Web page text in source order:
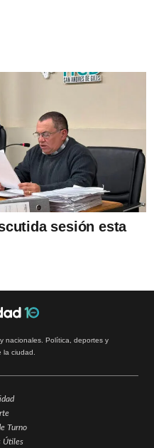
sesión esta
nacionales. Política, deportes y
ciudad.
Turno
Útiles